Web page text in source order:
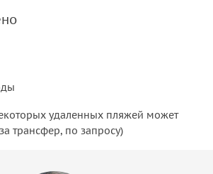
удаленных пляжей может
трансфер, по запросу)